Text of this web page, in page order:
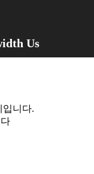
Us
입니다.